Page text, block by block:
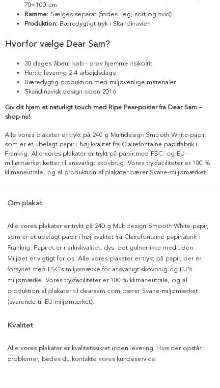
70×100 cm
Ramme: Sælges separat (findes i eg, sort og hvid)
Produktion: Bæredygtigt tryk i Skandinavien
Hvorfor vælge Dear Sam?
30 dages åbent køb - prøv hjemme risikofrit
Hurtig levering 2-4 arbejdsdage
Bæredygtig produktion med miljøvenlige materialer
Skandinavisk design siden 2016
Giv dit hjem et naturligt touch med Ripe Pear-poster fra Dear Sam –
shop nu!
Alle vores plakater er trykt på 240 g Multidesign Smooth White-papir,
som er et ubelagt papir i høj kvalitet fra Clairefontaine papirfabrik i
Frankrig. Alle vores plakater er trykt på papir med FSC- og EU-
miljømærketiketter til ansvarligt skovbrug. Vores trykfaciliteter er 100 %
klimaneutrale, og al produktion af plakater bærer Svane-miljømærket.
Om plakat
Alle vores plakater er trykt på 240 g Multidesign Smooth White-papir,
som er et ubelagt papir i høj kvalitet fra Clairefontaine papirfabrik i
Frankrig. Papiret er i arkivkvalitet, dvs. det gulner ikke med tiden.
Miljøet er vigtigt for os. Alle vores plakater er trykt på papir, der er
forsynet med FSC's miljømærke for ansvarligt skovbrug og EU's
miljømærke. Vores trykfaciliteter er 100 % klimaneutrale, og al
produktion af plakater til dearsam.com bærer Svane-miljømærket
(svarende til EU-miljømærket).
Kvalitet
Alle vores plakater er kvalitetssikret inden levering. Hvis der opstår
problemer, bedes du kontakte vores kundeservice.